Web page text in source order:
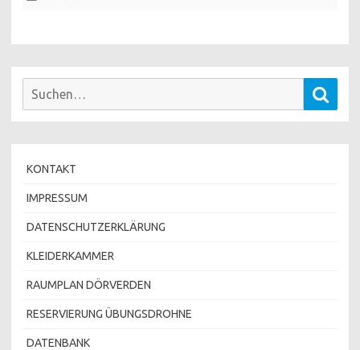
Suchen
KONTAKT
IMPRESSUM
DATENSCHUTZERKLÄRUNG
KLEIDERKAMMER
RAUMPLAN DÖRVERDEN
RESERVIERUNG ÜBUNGSDROHNE
DATENBANK